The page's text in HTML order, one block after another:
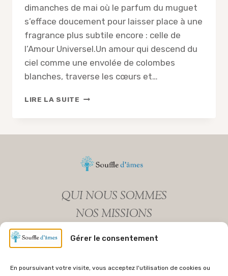
Gérer le consentement
En poursuivant votre visite, vous acceptez l'utilisation de cookies ou
dimanches de mai où le parfum du muguet
s’efface doucement pour laisser place à une
fragrance plus subtile encore : celle de
l’Amour Universel.Un amour qui descend du
ciel comme une envolée de colombes
blanches, traverse les cœurs et…
LIRE LA SUITE COMPTE-
LE
PÈRE
MARIE,
CHANTALAT,
ET
EN
QUI NOUS SOMMES
NOS MISSIONS
MENTIONS LEGALES
POLITIQUE DE COOKIES (UE)
NEWSLETTER